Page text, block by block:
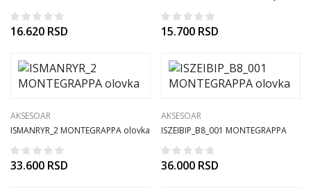
16.620 RSD 15.700 RSD
AKSESOAR
ISMANRYR_2 MONTEGRAPPA olovka
33.600 RSD
AKSESOAR
ISZEIBIP_B8_001 MONTEGRAPPA
olovka
36.000 RSD